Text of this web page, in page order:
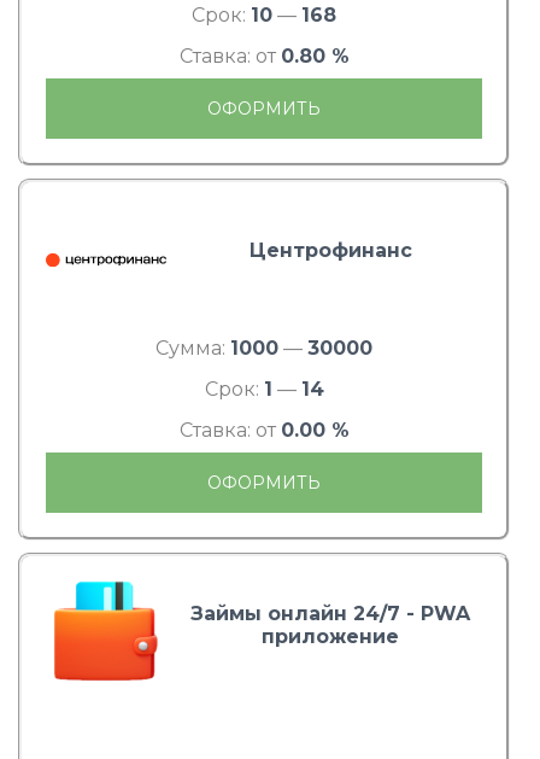
Срок: 10 — 168
Ставка: от 0.80 %
ОФОРМИТЬ
Центрофинанс
Сумма: 1000 — 30000
Срок: 1 — 14
Ставка: от 0.00 %
ОФОРМИТЬ
Займы онлайн 24/7 - PWA
приложение